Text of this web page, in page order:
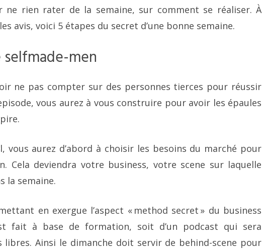
ne rien rater de la semaine, sur comment se réaliser. À
avis, voici 5 étapes du secret d’une bonne semaine.
men
ne pas compter sur des personnes tierces pour réussir
vous aurez à vous construire pour avoir les épaules
vous aurez d’abord à choisir les besoins du marché pour
Cela deviendra votre business, votre scene sur laquelle
la semaine.
en exergue l’aspect « method secret » du business
fait à base de formation, soit d’un podcast qui sera
libres. Ainsi le dimanche doit servir de behind-scene pour